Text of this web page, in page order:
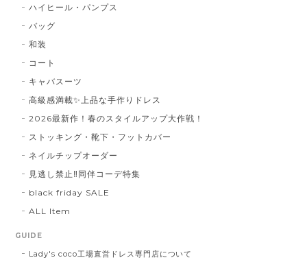
ハイヒール・パンプス
バッグ
和装
コート
キャバスーツ
高級感満載✨上品な手作りドレス
2026最新作！春のスタイルアップ大作戦！
ストッキング・靴下・フットカバー
ネイルチップオーダー
見逃し禁止‼同伴コーデ特集
black friday SALE
ALL Item
GUIDE
Lady's coco工場直営ドレス専門店について